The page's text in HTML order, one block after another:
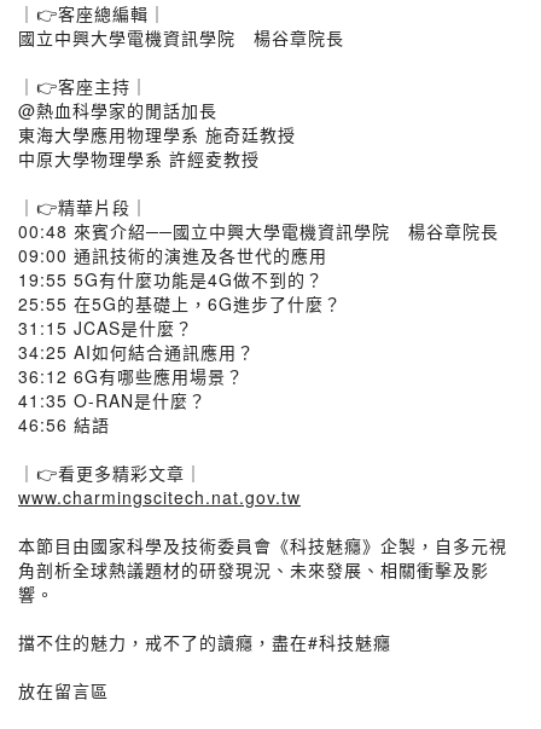
｜👉客座總編輯｜
國立中興大學電機資訊學院 楊谷章院長
｜👉客座主持｜
@熱血科學家的閒話加長
東海大學應用物理學系 施奇廷教授
中原大學物理學系 許經夌教授
｜👉精華片段｜
00:48 來賓介紹──國立中興大學電機資訊學院 楊谷章院長
09:00 通訊技術的演進及各世代的應用
19:55 5G有什麼功能是4G做不到的？
25:55 在5G的基礎上，6G進步了什麼？
31:15 JCAS是什麼？
34:25 AI如何結合通訊應用？
36:12 6G有哪些應用場景？
41:35 O-RAN是什麼？
46:56 結語
｜👉看更多精彩文章｜
www.charmingscitech.nat.gov.tw
本節目由國家科學及技術委員會《科技魅癮》企製，自多元視
角剖析全球熱議題材的研發現況、未來發展、相關衝擊及影
響。
擋不住的魅力，戒不了的讀癮，盡在#科技魅癮
放在留言區